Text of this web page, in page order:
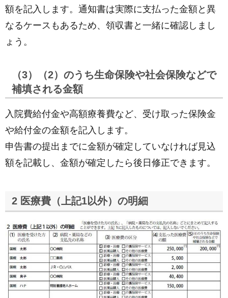
額を記入します。通知書は実際に支払った金額と異
なるケースもあるため、領収書と一緒に確認しまし
ょう。
（3）（2）のうち生命保険や社会保険などで
補填される金額
入院費給付金や高額療養費など、受け取った保険金
や給付金の金額を記入します。
申告書の提出までに金額が確定していなければ見込
額を記載し、金額が確定したら後日修正できます。
2 医療費（上記1以外）の明細